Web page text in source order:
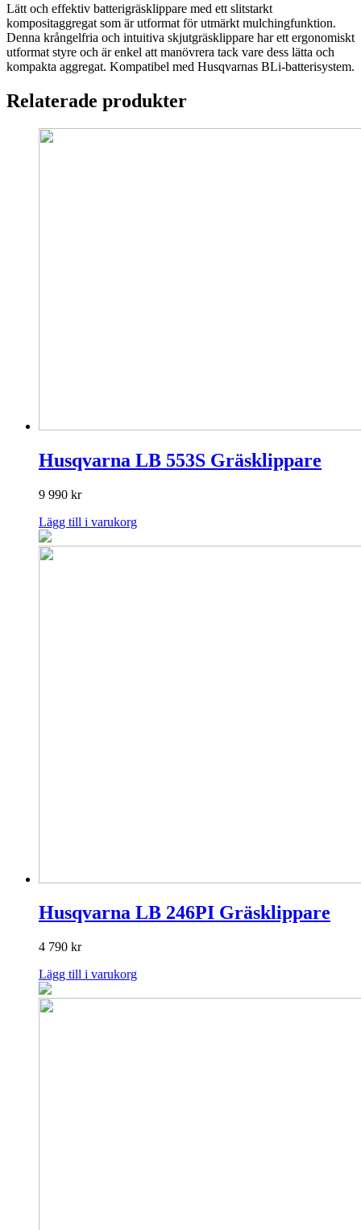
laddare
QC
80
mängd
Lätt och effektiv batterigräsklippare med ett slitstarkt
kompositaggregat som är utformat för utmärkt mulchingfunktion.
Denna krångelfria och intuitiva skjutgräsklippare har ett ergonomiskt
utformat styre och är enkel att manövrera tack vare dess lätta och
kompakta aggregat. Kompatibel med Husqvarnas BLi-batterisystem.
Relaterade produkter
Husqvarna LB 553S Gräsklippare
9 990 kr
Lägg till i varukorg
Husqvarna LB 246PI Gräsklippare
4 790 kr
Lägg till i varukorg